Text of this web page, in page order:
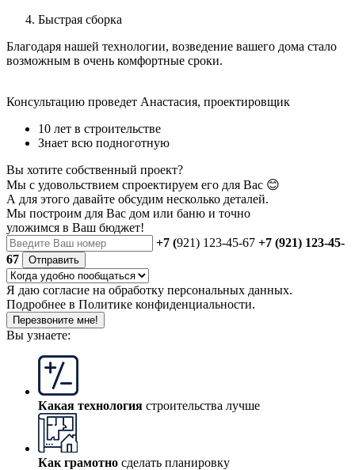
Быстрая сборка
Благодаря нашей технологии, возведение вашего дома стало
возможным в очень комфортные сроки.
Консультацию проведет Анастасия, проектировщик
10 лет в строительстве
Знает всю подноготную
Вы хотите собственный проект?
Мы с удовольствием спроектируем его для Вас 😊
А для этого давайте обсудим несколько деталей.
Мы построим для Вас дом или баню и точно
уложимся в Ваш бюджет!
+7 (921) 123-45-67 +7 (921) 123-45-
67
Отправить
Я даю согласие на обработку персональных данных.
Подробнее в Политике конфиденциальности.
Перезвоните мне!
Вы узнаете:
Какая технология строительства лучше
Как грамотно сделать планировку